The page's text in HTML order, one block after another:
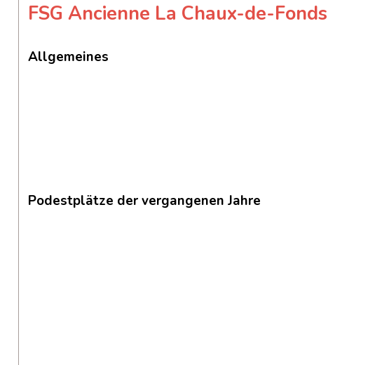
FSG Ancienne La Chaux-de-Fonds
Allgemeines
Podestplätze der vergangenen Jahre